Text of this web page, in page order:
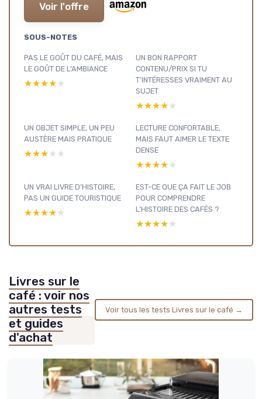
Voir l'offre
SOUS-NOTES
PAS LE GOÛT DU CAFÉ, MAIS
LE GOÛT DE L’AMBIANCE
★★★★★
★★★★★
UN BON RAPPORT
CONTENU/PRIX SI TU
T’INTÉRESSES VRAIMENT AU
SUJET
★★★★★
★★★★★
UN OBJET SIMPLE, UN PEU
AUSTÈRE MAIS PRATIQUE
★★★★★
★★★★★
LECTURE CONFORTABLE,
MAIS FAUT AIMER LE TEXTE
DENSE
★★★★★
★★★★★
UN VRAI LIVRE D’HISTOIRE,
PAS UN GUIDE TOURISTIQUE
★★★★★
★★★★★
EST-CE QUE ÇA FAIT LE JOB
POUR COMPRENDRE
L’HISTOIRE DES CAFÉS ?
★★★★★
★★★★★
Livres sur le
café : voir nos
autres tests
et guides
d'achat
Voir tous les tests Livres sur le café →